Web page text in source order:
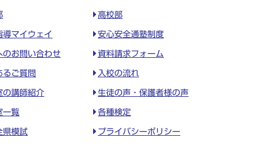
高校部
導マイウェイ 安心安全通塾制度
のお問い合わせ 資料請求フォーム
るご質問 入校の流れ
の講師紹介 生徒の声・保護者様の声
一覧 各種検定
県模試 プライバシーポリシー